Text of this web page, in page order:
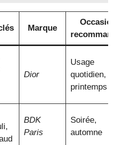
Marque
Occasions
Dior
Usage
quotidien,
printemps
BDK
Paris
Soirée,
automne